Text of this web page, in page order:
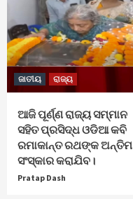
ଜାତୀୟ ରାଜ୍ୟ
ଆଜି ପୂର୍ଣ୍ଣ ରାଜ୍ୟ ସମ୍ମାନ
ସହିତ ପ୍ରସିଦ୍ଧ ଓଡିଆ କବି
ରମାକାନ୍ତ ରଥଙ୍କ ଅନ୍ତିମ
ସଂସ୍କାର କରାଯିବ।
Pratap Dash